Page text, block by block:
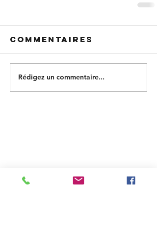
Commentaires
Rédigez un commentaire...